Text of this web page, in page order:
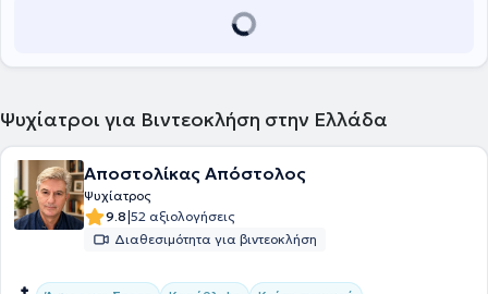
Ψυχίατροι για Βιντεοκλήση στην Ελλάδα
Αποστολίκας Απόστολος
Ψυχίατρος
9.8|52 αξιολογήσεις
Διαθεσιμότητα για βιντεοκλήση